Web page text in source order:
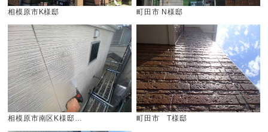
相模原市K様邸 町田市 N様邸
相模原市南区K様邸… 町田市 T様邸